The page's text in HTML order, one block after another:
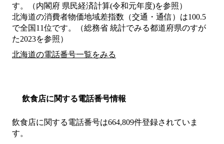
す。（内閣府 県民経済計算(令和元年度)を参照）
北海道の消費者物価地域差指数（交通・通信）は100.5
で全国11位です。（総務省 統計でみる都道府県のすが
た2023を参照）
北海道の電話番号一覧をみる
飲食店に関する電話番号情報
飲食店に関する電話番号は664,809件登録されていま
す。